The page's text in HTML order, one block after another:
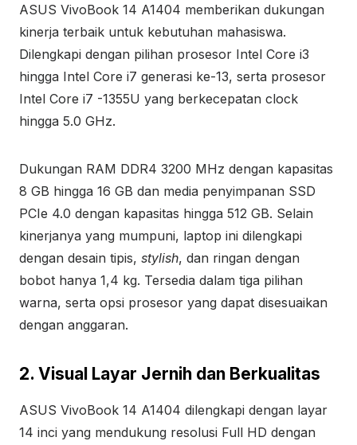
ASUS VivoBook 14 A1404 memberikan dukungan
kinerja terbaik untuk kebutuhan mahasiswa.
Dilengkapi dengan pilihan prosesor Intel Core i3
hingga Intel Core i7 generasi ke-13, serta prosesor
Intel Core i7 -1355U yang berkecepatan clock
hingga 5.0 GHz.
Dukungan RAM DDR4 3200 MHz dengan kapasitas
8 GB hingga 16 GB dan media penyimpanan SSD
PCIe 4.0 dengan kapasitas hingga 512 GB. Selain
kinerjanya yang mumpuni, laptop ini dilengkapi
dengan desain tipis, stylish, dan ringan dengan
bobot hanya 1,4 kg. Tersedia dalam tiga pilihan
warna, serta opsi prosesor yang dapat disesuaikan
dengan anggaran.
2. Visual Layar Jernih dan Berkualitas
ASUS VivoBook 14 A1404 dilengkapi dengan layar
14 inci yang mendukung resolusi Full HD dengan